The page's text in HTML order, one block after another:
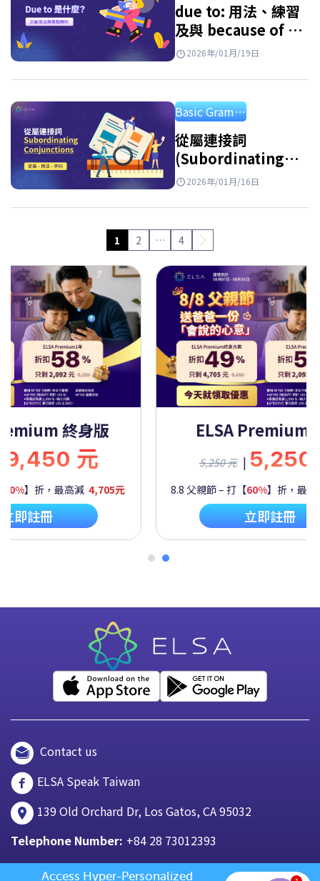
due to: 用法、練習
及與 because of 的
區別
2026年/01月/19日
Basic Grammar
從屬連接詞
(Subordinating
Conjunctions): 最
理與詳細用法說明
2026年/01月/16日
1 2 … 4
一年
5,250 元
60%】折，最高減 2,092元
立即註冊
ELSA Premium
9,450 元 | 9,450
8.8 父親節 – 打【50%】折，最
立即註冊
Contact us
ELSA Speak Taiwan
139 Old Orchard Dr, Los Gatos, CA 95032
Telephone Number: +84 28 73012393
Access Hyper-Personalized